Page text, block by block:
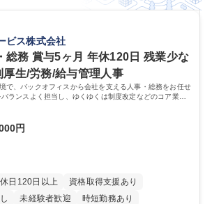
ビス株式会社
総務 賞与5ヶ月 年休120日 残業少な
生/労務/給与管理人事
で、バックオフィスから会社を支える人事・総務をお任せ
ランスよく担当し、ゆくゆくは制度改定などのコア業務
環境です。
円
日120日以上
資格取得支援あり
未経験者歓迎
時短勤務あり